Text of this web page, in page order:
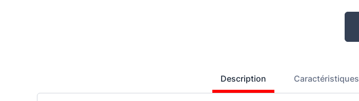
Description Caractéristiques